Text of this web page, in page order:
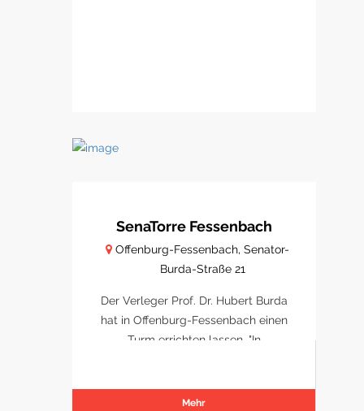
SenaTorre Fessenbach
Offenburg-Fessenbach, Senator-
Burda-Straße 21
Der Verleger Prof. Dr. Hubert Burda
hat in Offenburg-Fessenbach einen
Turm errichten lassen. "In
Der "SenaTorre" ist auch eine
Mehr